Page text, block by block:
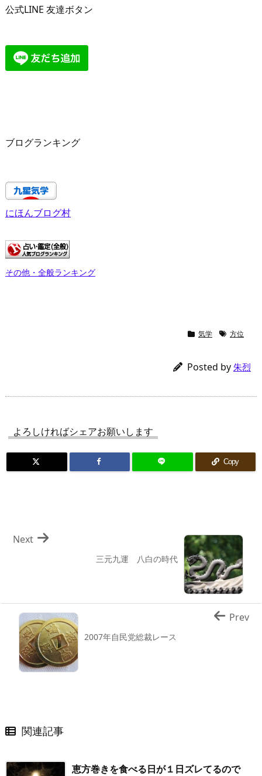
公式LINE 友達ボタン
ブログランキング
にほんブログ村
その他・全般ランキング
気学 方位
Posted by 朱烈
よろしければシェアお願いします
Copy
三元九運 八白の時代
Next
2007年自民党総裁レース
Prev
関連記事
恵方巻きを食べる日が１日ズレてるので